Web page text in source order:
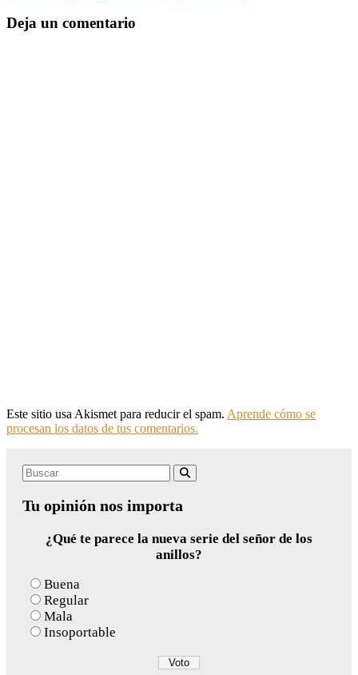
Deja un comentario
Este sitio usa Akismet para reducir el spam. Aprende cómo se
procesan los datos de tus comentarios.
Search
Tu opinión nos importa
¿Qué te parece la nueva serie del señor de los
anillos?
Buena
Regular
Mala
Insoportable